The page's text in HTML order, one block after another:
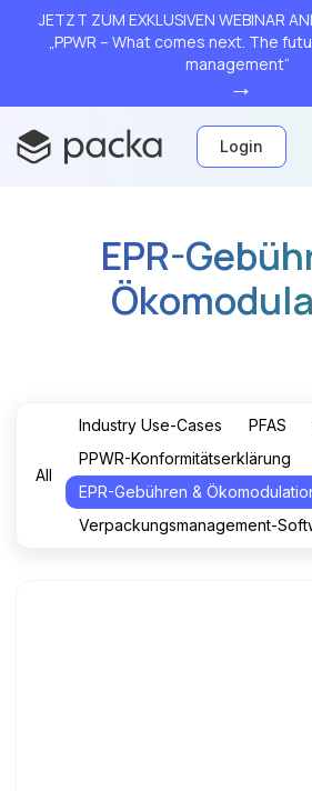
JETZT ZUM EXKLUSIVEN WEBINAR
„PPWR – What comes next. The
management“
→
Login
EPR-
All
Industry Use-Cases PFAS
PPWR-Konformitätserklärung
EPR-Gebühren &
Verpackungsmanagement-